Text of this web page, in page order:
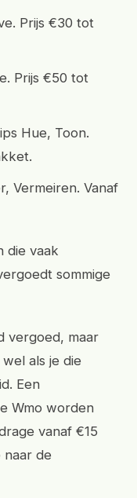
Prijs €30 tot
Prijs €50 tot
Hue, Toon.
Vermeiren. Vanaf
die vaak
sommige
vergoed, maar
als je die
Een
Wmo worden
vanaf €15
naar de